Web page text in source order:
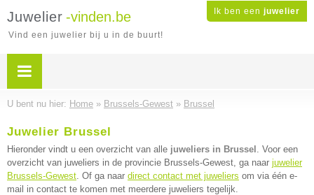
Ik ben een juwelier
Juwelier -vinden.be
Vind een juwelier bij u in de buurt!
U bent nu hier: Home » Brussels-Gewest » Brussel
Juwelier Brussel
Hieronder vindt u een overzicht van alle juweliers in Brussel . Voor een
overzicht van juweliers in de provincie Brussels-Gewest, ga naar juwelier
Brussels-Gewest. Of ga naar direct contact met juweliers om via één e-
mail in contact te komen met meerdere juweliers tegelijk.